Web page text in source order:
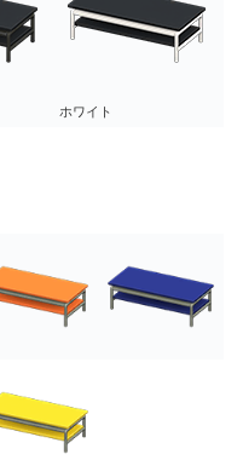
ホワイト